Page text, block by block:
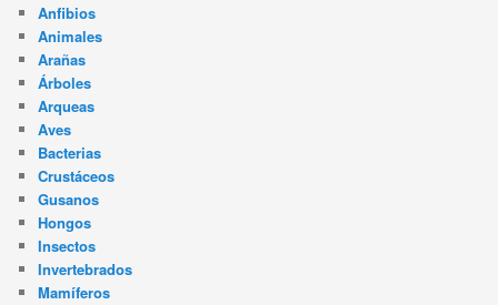
Anfibios
Animales
Arañas
Árboles
Arqueas
Aves
Bacterias
Crustáceos
Gusanos
Hongos
Insectos
Invertebrados
Mamíferos